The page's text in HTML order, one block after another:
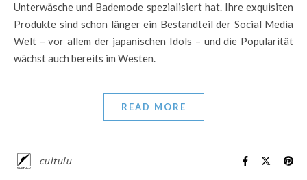
Unterwäsche und Bademode spezialisiert hat. Ihre exquisiten
Produkte sind schon länger ein Bestandteil der Social Media
Welt – vor allem der japanischen Idols – und die Popularität
wächst auch bereits im Westen.
READ MORE
cultulu